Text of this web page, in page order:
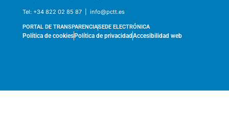
Tel: +34 822 02 85 87 | info@pctt.es
PORTAL DE TRANSPARENCIASEDE ELECTRÓNICA
Política de cookies Política de privacidad Accesibilidad web